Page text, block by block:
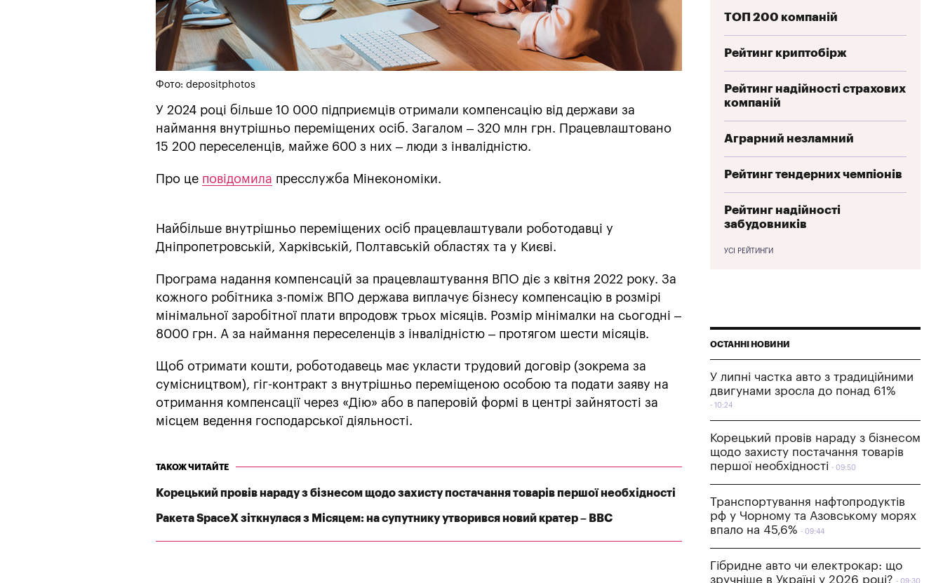
Фото: depositphotos
У 2024 році більше 10 000 підприємців отримали компенсацію від держави за
наймання внутрішньо переміщених осіб. Загалом – 320 млн грн. Працевлаштовано
15 200 переселенців, майже 600 з них – люди з інвалідністю.
Про це повідомила пресслужба Мінекономіки.
Найбільше внутрішньо переміщених осіб працевлаштували роботодавці у
Дніпропетровській, Харківській, Полтавській областях та у Києві.
Програма надання компенсацій за працевлаштування ВПО діє з квітня 2022 року. За
кожного робітника з-поміж ВПО держава виплачує бізнесу компенсацію в розмірі
мінімальної заробітної плати впродовж трьох місяців. Розмір мінімалки на сьогодні –
8000 грн. А за наймання переселенців з інвалідністю – протягом шести місяців.
Щоб отримати кошти, роботодавець має укласти трудовий договір (зокрема за
сумісництвом), гіг-контракт з внутрішньо переміщеною особою та подати заяву на
отримання компенсації через «Дію» або в паперовій формі в центрі зайнятості за
місцем ведення господарської діяльності.
ТАКОЖ ЧИТАЙТЕ
Корецький провів нараду з бізнесом щодо захисту постачання товарів першої необхідності
Ракета SpaceX зіткнулася з Місяцем: на супутнику утворився новий кратер – BBC
ТОП 200 компаній
Рейтинг криптобірж
Рейтинг надійності страхових
компаній
Аграрний незламний
Рейтинг тендерних чемпіонів
Рейтинг надійності
забудовників
УСІ РЕЙТИНГИ
ОСТАННІ НОВИНИ
У липні частка авто з традиційними
двигунами зросла до понад 61%
10:24
Корецький провів нараду з бізнесом
щодо захисту постачання товарів
першої необхідності
09:50
Транспортування нафтопродуктів
рф у Чорному та Азовському морях
впало на 45,6%
09:44
Гібридне авто чи електрокар: що
зручніше в Україні у 2026 році?
09:30